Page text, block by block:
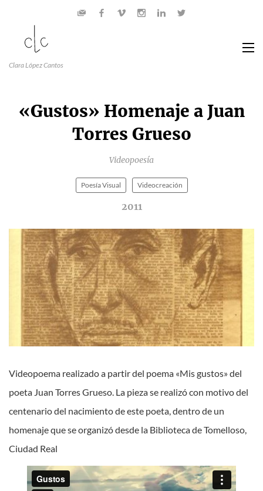
Clara López Cantos
«Gustos» Homenaje a Juan
Torres Grueso
Videopoesía
2011
Poesía Visual Videocreación
Videopoema realizado a partir del poema «Mis gustos» del
poeta Juan Torres Grueso. La pieza se realizó con motivo del
centenario del nacimiento de este poeta, dentro de un
homenaje que se organizó desde la Biblioteca de Tomelloso,
Ciudad Real